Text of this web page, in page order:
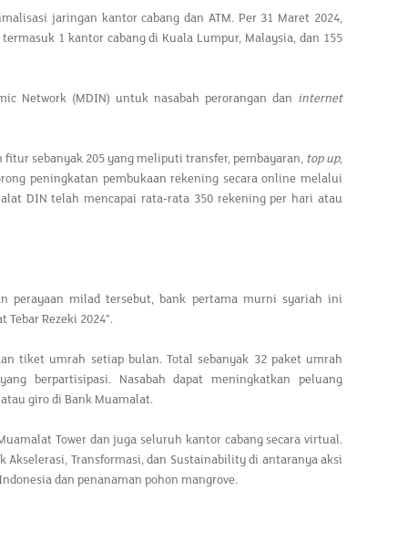
jaringan kantor cabang dan ATM. Per 31 Maret 2024,
1 kantor cabang di Kuala Lumpur, Malaysia, dan 155
Network (MDIN) untuk nasabah perorangan dan internet
sebanyak 205 yang meliputi transfer, pembayaran, top up,
peningkatan pembukaan rekening secara online melalui
DIN telah mencapai rata-rata 350 rekening per hari atau
perayaan milad tersebut, bank pertama murni syariah ini
Rezeki 2024”.
tiket umrah setiap bulan. Total sebanyak 32 paket umrah
berpartisipasi. Nasabah dapat meningkatkan peluang
giro di Bank Muamalat.
Tower dan juga seluruh kantor cabang secara virtual.
Transformasi, dan Sustainability di antaranya aksi
dan penanaman pohon mangrove.